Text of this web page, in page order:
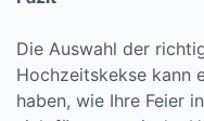
Die Auswahl der
Hochzeitskekse kann
haben, wie Ihre Feier